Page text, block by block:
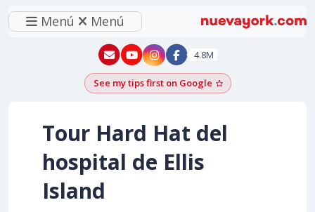
Menú Menú
New York - YouTube
New York - Instagram
4.8M
See my tips first on GoogleAdd as a Google
Tour Hard Hat del
hospital de Ellis
Island